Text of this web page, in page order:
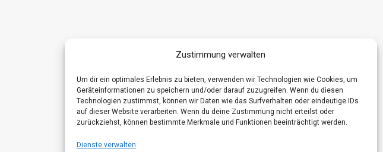
Zustimmung verwalten
Um dir ein optimales Erlebnis zu bieten, verwenden wir Technologien wie Cookies, um
Geräteinformationen zu speichern und/oder darauf zuzugreifen. Wenn du diesen
Technologien zustimmst, können wir Daten wie das Surfverhalten oder eindeutige IDs
auf dieser Website verarbeiten. Wenn du deine Zustimmung nicht erteilst oder
zurückziehst, können bestimmte Merkmale und Funktionen beeinträchtigt werden.
Dienste verwalten